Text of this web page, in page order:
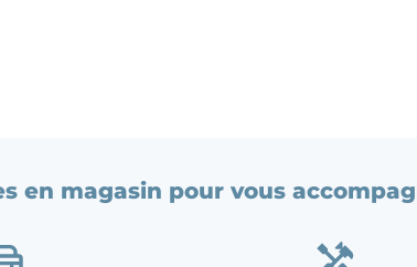
en magasin pour vous